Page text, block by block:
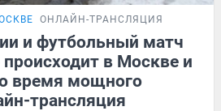
ОНЛАЙН-ТРАНСЛЯЦИЯ
и футбольный матч
происходит в Москве и
время мощного
трансляция